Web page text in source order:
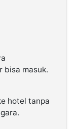
bisa masuk.
hotel tanpa